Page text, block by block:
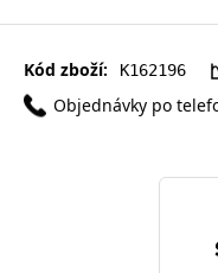
Kód zboží: K162196
Objednávky po